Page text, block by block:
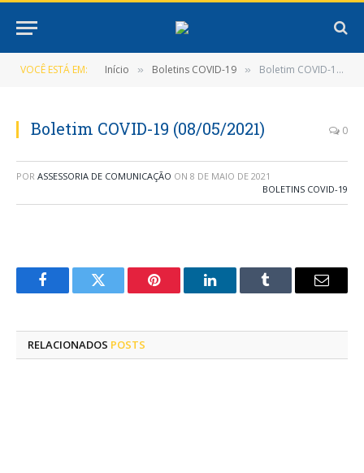
VOCÊ ESTÁ EM: Início » Boletins COVID-19 » Boletim COVID-19 (08/05/2021)
Boletim COVID-19 (08/05/2021) 0
POR ASSESSORIA DE COMUNICAÇÃO ON 8 DE MAIO DE 2021
BOLETINS COVID-19
FacebookTwitter Pinterest LinkedInTumblr
E-
RELACIONADOS POSTS